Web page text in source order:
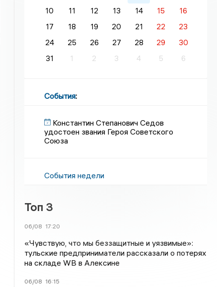
10
11 12 13 14 15
16
17
18 19 20 21 22
23
24
25 26 27 28 29
30
31
1 2 3 4 5 6
События:
Константин Степанович Седов
удостоен звания Героя Советского
Союза
События недели
Топ 3
06/08 17:20
«Чувствую, что мы беззащитные и уязвимые»:
тульские предприниматели рассказали о потерях
на складе WB в Алексине
06/08 16:15